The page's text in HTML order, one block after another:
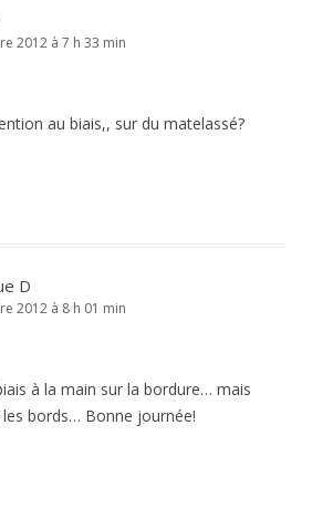
2012 à 7 h 33 min
au biais,, sur du matelassé?
D
2012 à 8 h 01 min
à la main sur la bordure… mais
bords… Bonne journée!